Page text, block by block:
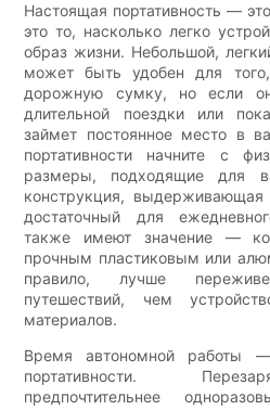
Настоящая портативность —
это то, насколько легко
образ жизни. Небольшой,
может быть удобен для
дорожную сумку, но если
длительной поездки или
займет постоянное место в
портативности начните с
размеры, подходящие для
конструкция, выдерживающая
достаточный для
также имеют значение —
прочным пластиковым или
правило, лучше
путешествий, чем
материалов.
Время автономной работы
портативности.
предпочтительнее